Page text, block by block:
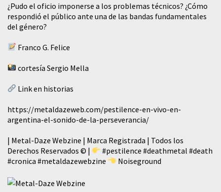
¿Pudo el oficio imponerse a los problemas técnicos? ¿Cómo
respondió el público ante una de las bandas fundamentales
del género?
Franco G. Felice
cortesía Sergio Mella
Link en historias
https://metaldazeweb.com/pestilence-en-vivo-en-
argentina-el-sonido-de-la-perseverancia/
| Metal-Daze Webzine | Marca Registrada | Todos los
Derechos Reservados © |
#pestilence #deathmetal #death
#cronica #metaldazewebzine Noiseground